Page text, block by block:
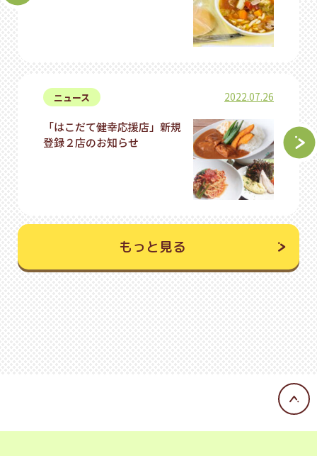
ニュース 2022.07.26
「はこだて健幸応援店」新規
登録２店のお知らせ
もっと見る